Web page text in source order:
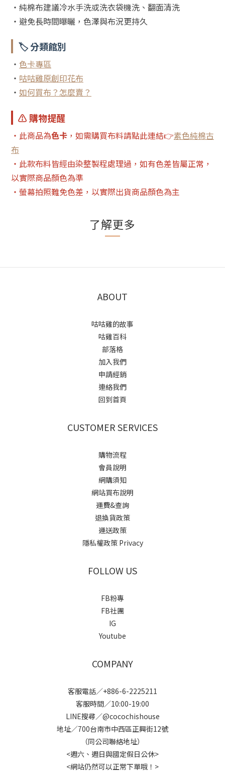
・純棉布建議冷水手洗或洗衣袋機洗、翻面清洗
・避免長時間曝曬，色澤與布況更持久
🏷️ 分類館別
・ 色卡專區
・ 咕咕雞原創印花布
・ 如何買布？怎麼賣？
⚠️ 購物提醒
・此商品為色卡 ，如需購買布料請點此連結👉素色純棉古
布
・此款布料皆經由染整製程處理過，如有色差皆屬正常，
以實際商品顏色為準
・螢幕拍照難免色差，以實際出貨商品顏色為主
了解更多
ABOUT
咕咕雞的故事
咕雞百科
部落格
加入我們
申請經銷
連絡我們
回到首頁
CUSTOMER SERVICES
購物流程
會員說明
網購須知
網站買布說明
運費&查詢
退換貨政策
運送政策
隱私權政策 Privacy
FOLLOW US
FB粉專
FB社團
IG
Youtube
COMPANY
客服電話／+886-6-2225211
客服時間／10:00-19:00
LINE搜尋／@cocochishouse
地址／700台南市中西區正興街12號
（同公司聯絡地址）
<週六、週日與國定假日公休>
<網站仍然可以正常下單哦！>